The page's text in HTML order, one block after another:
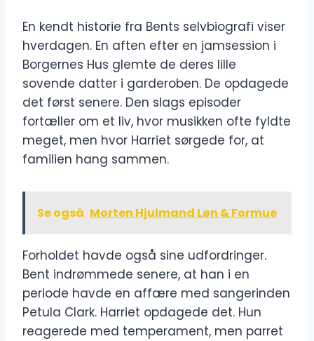
En kendt historie fra Bents selvbiografi viser
hverdagen. En aften efter en jamsession i
Borgernes Hus glemte de deres lille
sovende datter i garderoben. De opdagede
det først senere. Den slags episoder
fortæller om et liv, hvor musikken ofte fyldte
meget, men hvor Harriet sørgede for, at
familien hang sammen.
Se også Morten Hjulmand Løn & Formue
Forholdet havde også sine udfordringer.
Bent indrømmede senere, at han i en
periode havde en affære med sangerinden
Petula Clark. Harriet opdagede det. Hun
reagerede med temperament, men parret